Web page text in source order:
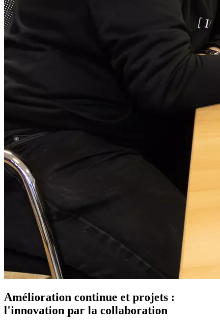
Amélioration continue et projets :
l'innovation par la collaboration